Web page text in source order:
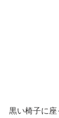
黒い椅子に